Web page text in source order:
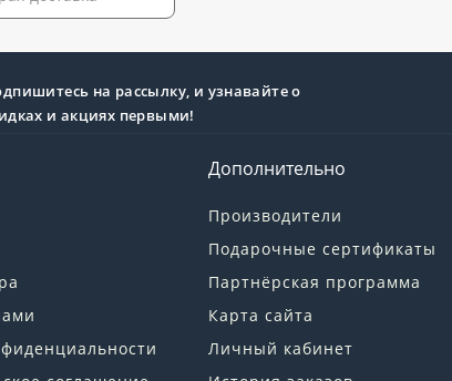
на рассылку, и узнавайте о
и акциях первыми!
Дополнительно
Производители
Подарочные сертификаты
Партнёрская программа
Карта сайта
Личный кабинет